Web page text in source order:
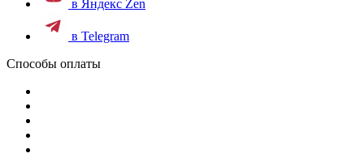
в Яндекс Zen
в Telegram
Способы оплаты